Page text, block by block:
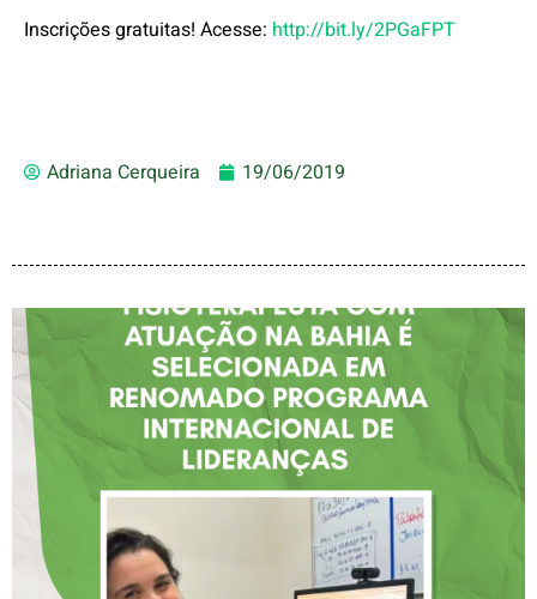
Inscrições gratuitas! Acesse: http://bit.ly/2PGaFPT
Adriana Cerqueira 19/06/2019
FISIOTERAPEUTA COM
ATUAÇÃO NA BAHIA É
SELECIONADA EM
RENOMADO PROGRAMA
INTERNACIONAL DE
LIDERANÇAS